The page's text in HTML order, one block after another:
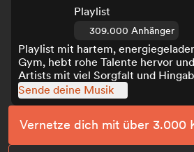
Playlist
309.000 Anhänger
Playlist mit hartem,
Gym, hebt rohe Talente hervor
Artists mit viel Sorgfalt und
Sende deine Musik
Vernetze dich mit über 3.000